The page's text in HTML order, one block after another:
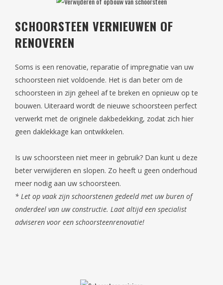
SCHOORSTEEN VERNIEUWEN OF
RENOVEREN
Soms is een renovatie, reparatie of impregnatie van uw
schoorsteen niet voldoende. Het is dan beter om de
schoorsteen in zijn geheel af te breken en opnieuw op te
bouwen. Uiteraard wordt de nieuwe schoorsteen perfect
verwerkt met de originele dakbedekking, zodat zich hier
geen daklekkage kan ontwikkelen.
Is uw schoorsteen niet meer in gebruik? Dan kunt u deze
beter verwijderen en slopen. Zo heeft u geen onderhoud
meer nodig aan uw schoorsteen.
* Let op vaak zijn schoorstenen gedeeld met uw buren of
onderdeel van uw constructie. Laat altijd een specialist
adviseren voor een schoorsteenrenovatie!